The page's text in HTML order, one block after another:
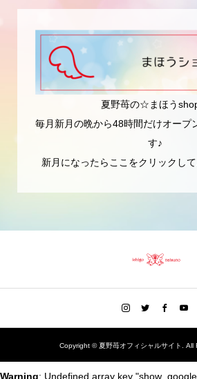
夏野苺の☆まほう
毎月新月の晩から48時間だけオープ
す♪
新月になったらここをクリックし
Copyright ©夏野苺オフィシャルサイト. All
Warning: Undefined array key